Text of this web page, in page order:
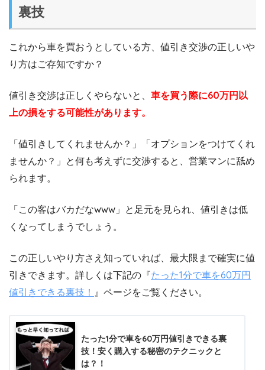
裏技
これから車を買おうとしている方、値引き交渉の正しいや
り方はご存知ですか？
値引き交渉は正しくやらないと、 車を買う際に60万円以
上の損をする可能性があります。
「値引きしてくれませんか？」「オプションをつけてくれ
ませんか？」と何も考えずに交渉すると、営業マンに舐め
られます。
「この客はバカだなwww」と足元を見られ、値引きは低
くなってしまうでしょう。
この正しいやり方さえ知っていれば、最大限まで確実に値
引きできます。詳しくは下記の『たった1分で車を60万円
値引きできる裏技！ 』ページをご覧ください。
たった1分で車を60万円値引きできる裏
技！安く購入する秘密のテクニックと
は？！